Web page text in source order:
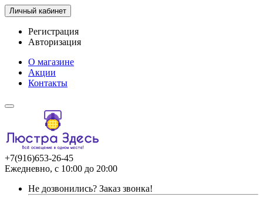
Личный кабинет
Регистрация
Авторизация
О магазине
Акции
Контакты
+7(916)653-26-45
Ежедневно, с 10:00 до 20:00
Не дозвонились? Заказ звонка!